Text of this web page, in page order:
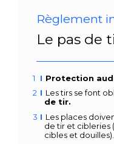
Règlement
Le pas de
Protection
Les tirs se font
de tir.
Les places
de tir et cibleries
cibles et douilles).